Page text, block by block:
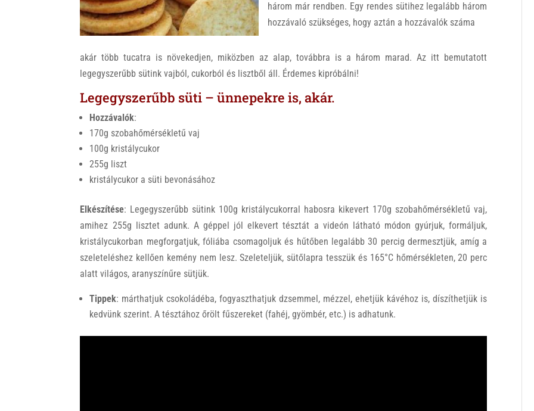
három már rendben. Egy rendes sütihez legalább három
hozzávaló szükséges, hogy aztán a hozzávalók száma
akár több tucatra is növekedjen, miközben az alap, továbbra is a három marad. Az itt bemutatott
legegyszerűbb sütink vajból, cukorból és lisztből áll. Érdemes kipróbálni!
Legegyszerűbb süti – ünnepekre is, akár.
Hozzávalók:
170g szobahőmérsékletű vaj
100g kristálycukor
255g liszt
kristálycukor a süti bevonásához
Elkészítése: Legegyszerűbb sütink 100g kristálycukorral habosra kikevert 170g szobahőmérsékletű vaj,
amihez 255g lisztet adunk. A géppel jól elkevert tésztát a videón látható módon gyúrjuk, formáljuk,
kristálycukorban megforgatjuk, fóliába csomagoljuk és hűtőben legalább 30 percig dermesztjük, amíg a
szeleteléshez kellően kemény nem lesz. Szeleteljük, sütőlapra tesszük és 165°C hőmérsékleten, 20 perc
alatt világos, aranyszínűre sütjük.
Tippek: márthatjuk csokoládéba, fogyaszthatjuk dzsemmel, mézzel, ehetjük kávéhoz is, díszíthetjük is
kedvünk szerint. A tésztához őrölt fűszereket (fahéj, gyömbér, etc.) is adhatunk.